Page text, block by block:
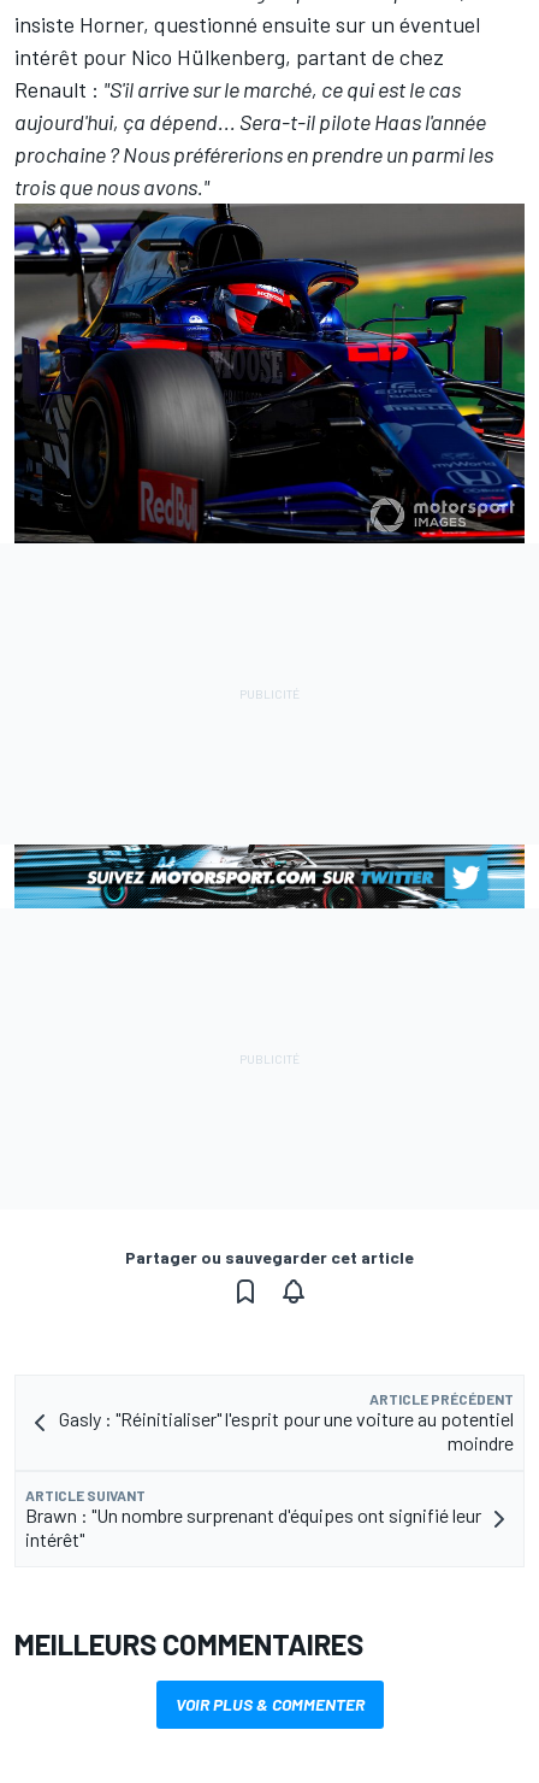
insiste Horner, questionné ensuite sur un éventuel
intérêt pour Nico Hülkenberg, partant de chez
Renault : "S'il arrive sur le marché, ce qui est le cas
aujourd'hui, ça dépend... Sera-t-il pilote Haas l'année
prochaine ? Nous préférerions en prendre un parmi les
trois que nous avons."
Partager ou sauvegarder cet article
ARTICLE PRÉCÉDENT
Gasly : "Réinitialiser" l'esprit pour une voiture au potentiel
moindre
ARTICLE SUIVANT
Brawn : "Un nombre surprenant d'équipes ont signifié leur
intérêt"
MEILLEURS COMMENTAIRES
VOIR PLUS & COMMENTER